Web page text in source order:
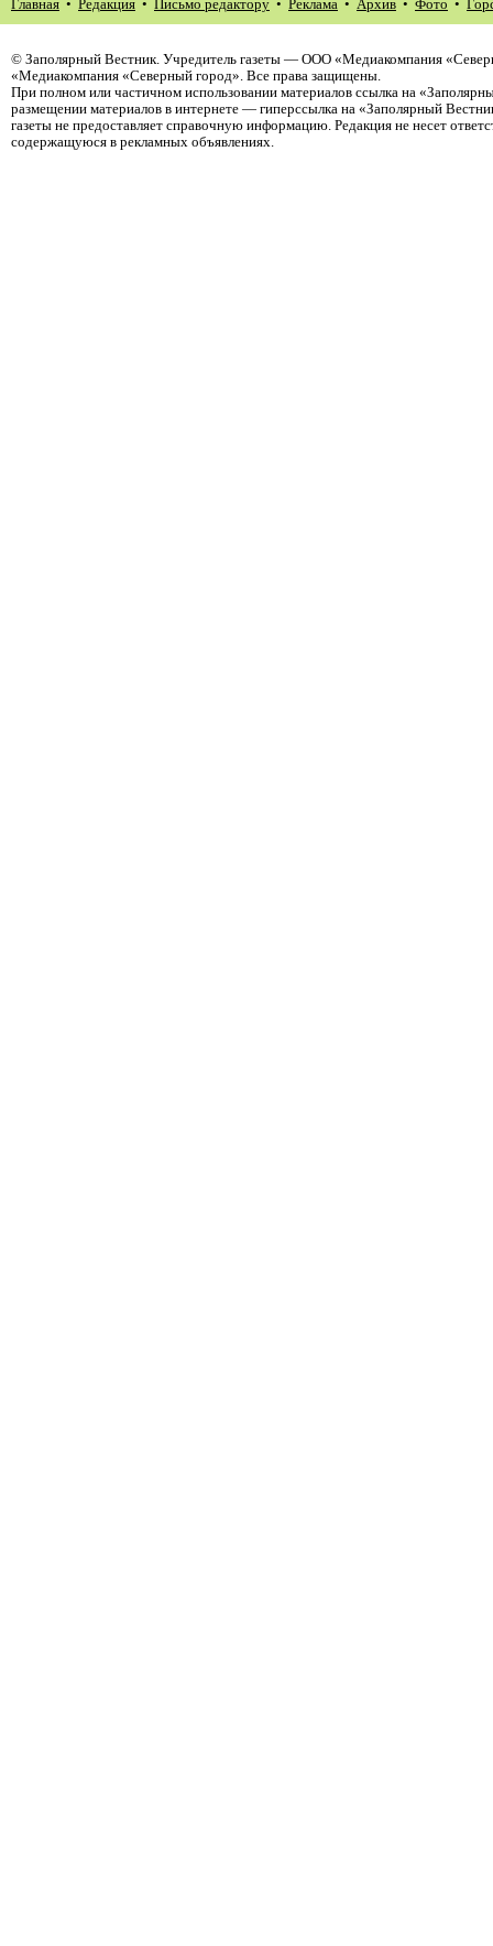
Главная • Редакция • Письмо редактору • Реклама • Архив • Фото •
© Заполярный Вестник. Учредитель газеты — ООО «Медиакомпания
«Медиакомпания «Северный город». Все права защищены.
При полном или частичном использовании материалов ссылка на
размещении материалов в интернете — гиперссылка на «Заполярный
газеты не предоставляет справочную информацию. Редакция не несет
содержащуюся в рекламных объявлениях.